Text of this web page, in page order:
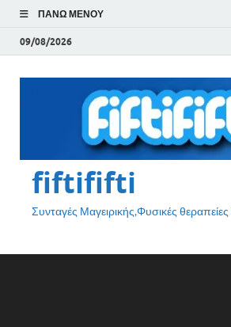
ΠΆΝΩ ΜΕΝΟΎ
09/08/2026
fiftififti
Συνταγές Μαγειρικής,Φυσικές